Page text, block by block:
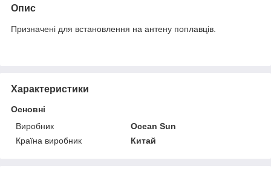
Опис
Призначені для встановлення на антену поплавців.
Характеристики
Основні
Виробник
Ocean Sun
Країна виробник
Китай